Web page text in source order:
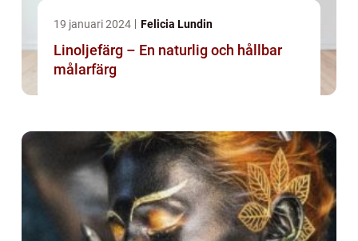
19 januari 2024 Felicia Lundin
Linoljefärg – En naturlig och hållbar
målarfärg